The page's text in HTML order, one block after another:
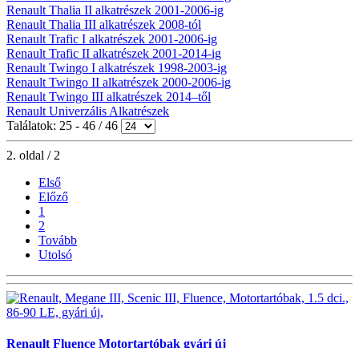
Renault Thalia II alkatrészek 2001-2006-ig
Renault Thalia III alkatrészek 2008-tól
Renault Trafic I alkatrészek 2001-2006-ig
Renault Trafic II alkatrészek 2001-2014-ig
Renault Twingo I alkatrészek 1998-2003-ig
Renault Twingo II alkatrészek 2000-2006-ig
Renault Twingo III alkatrészek 2014–től
Renault Univerzális Alkatrészek
Találatok: 25 - 46 / 46
2. oldal / 2
Első
Előző
1
2
Tovább
Utolsó
Renault Fluence Motortartóbak gyári új